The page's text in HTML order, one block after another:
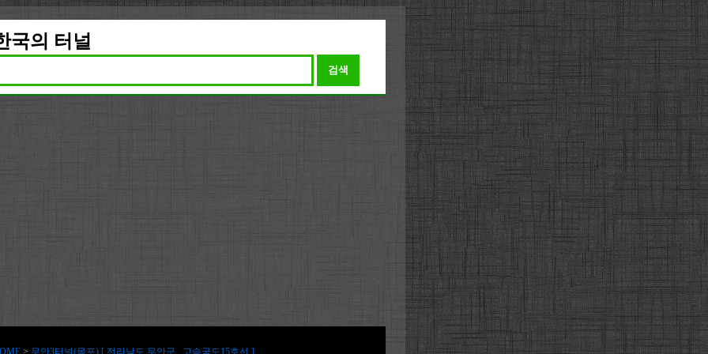
국의 터널
검색
> 무안3터널(목포) [ 전라남도 무안군 , 고속국도15호선 ]